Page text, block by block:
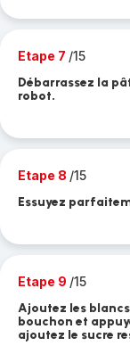
Etape 7 /15
Débarrassez la
robot.
Etape 8 /15
Essuyez
Etape 9 /15
Ajoutez les
bouchon et
ajoutez le sucre